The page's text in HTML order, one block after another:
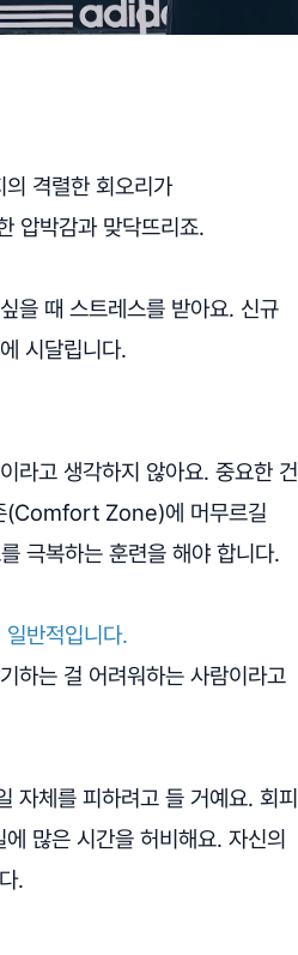
격렬한 회오리가
압박감과 맞닥뜨리죠.
을 때 스트레스를 받아요. 신규
시달립니다.
라고 생각하지 않아요. 중요한 건
(Comfort Zone)에 머무르길
극복하는 훈련을 해야 합니다.
반적입니다.
하는 걸 어려워하는 사람이라고
자체를 피하려고 들 거예요. 회피
많은 시간을 허비해요. 자신의
.